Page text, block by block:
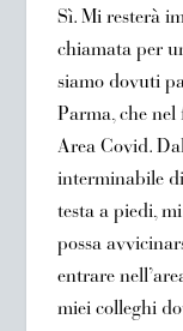
Sì. Mi resterà
chiamata per
siamo dovuti
Parma, che
Area Covid.
interminabile
testa a piedi,
possa
entrare
miei colleghi